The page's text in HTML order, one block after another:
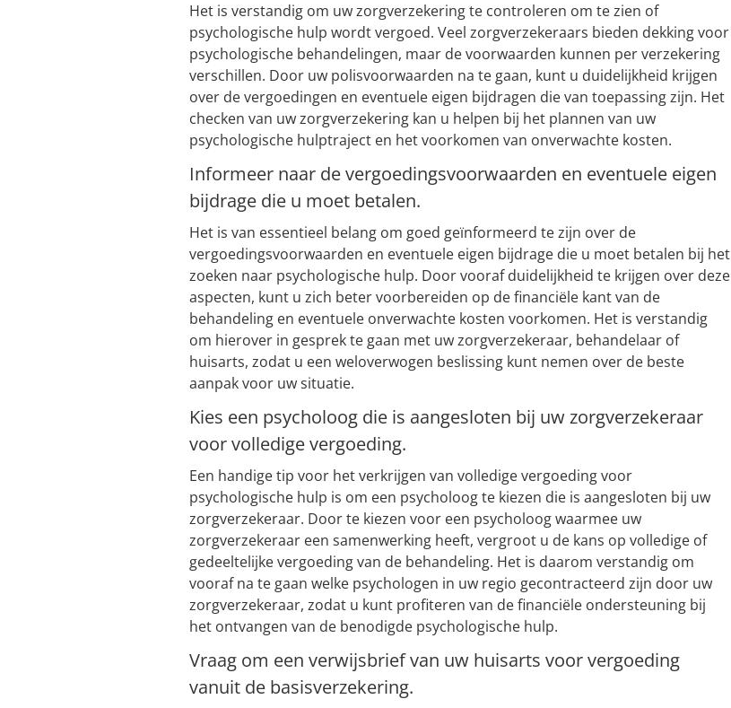
Het is verstandig om uw zorgverzekering te controleren om te zien of
psychologische hulp wordt vergoed. Veel zorgverzekeraars bieden dekking voor
psychologische behandelingen, maar de voorwaarden kunnen per verzekering
verschillen. Door uw polisvoorwaarden na te gaan, kunt u duidelijkheid krijgen
over de vergoedingen en eventuele eigen bijdragen die van toepassing zijn. Het
checken van uw zorgverzekering kan u helpen bij het plannen van uw
psychologische hulptraject en het voorkomen van onverwachte kosten.
Informeer naar de vergoedingsvoorwaarden en eventuele eigen
bijdrage die u moet betalen.
Het is van essentieel belang om goed geïnformeerd te zijn over de
vergoedingsvoorwaarden en eventuele eigen bijdrage die u moet betalen bij het
zoeken naar psychologische hulp. Door vooraf duidelijkheid te krijgen over deze
aspecten, kunt u zich beter voorbereiden op de financiële kant van de
behandeling en eventuele onverwachte kosten voorkomen. Het is verstandig
om hierover in gesprek te gaan met uw zorgverzekeraar, behandelaar of
huisarts, zodat u een weloverwogen beslissing kunt nemen over de beste
aanpak voor uw situatie.
Kies een psycholoog die is aangesloten bij uw zorgverzekeraar
voor volledige vergoeding.
Een handige tip voor het verkrijgen van volledige vergoeding voor
psychologische hulp is om een psycholoog te kiezen die is aangesloten bij uw
zorgverzekeraar. Door te kiezen voor een psycholoog waarmee uw
zorgverzekeraar een samenwerking heeft, vergroot u de kans op volledige of
gedeeltelijke vergoeding van de behandeling. Het is daarom verstandig om
vooraf na te gaan welke psychologen in uw regio gecontracteerd zijn door uw
zorgverzekeraar, zodat u kunt profiteren van de financiële ondersteuning bij
het ontvangen van de benodigde psychologische hulp.
Vraag om een verwijsbrief van uw huisarts voor vergoeding
vanuit de basisverzekering.